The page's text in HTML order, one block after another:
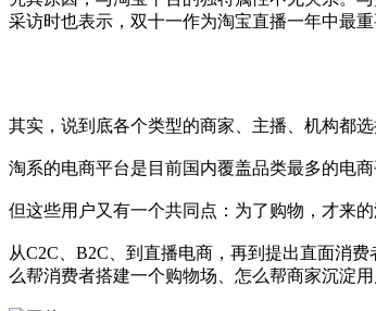
采访时也表示，双十一作为淘宝直播一年中最
其实，说到底各个类型的商家、主播、机构都
淘系的电商平台是目前国内覆盖品类最多的电
但这些用户又有一个共同点：为了购物，才来的
从C2C、B2C、到直播电商，再到提出直面消
么帮消费者搭建一个购物场、怎么帮商家沉淀用